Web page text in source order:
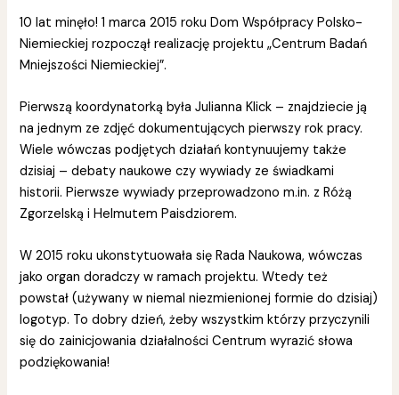
10 lat minęło! 1 marca 2015 roku Dom Współpracy Polsko-
Niemieckiej rozpoczął realizację projektu „Centrum Badań
Mniejszości Niemieckiej”.
Pierwszą koordynatorką była Julianna Klick – znajdziecie ją
na jednym ze zdjęć dokumentujących pierwszy rokpracy.
Wiele wówczas podjętych działań kontynuujemy także
dzisiaj – debaty naukowe czy wywiady ze świadkami
historii. Pierwsze wywiady przeprowadzono m.in. z Różą
Zgorzelską i Helmutem Paisdziorem.
W 2015 roku ukonstytuowała się Rada Naukowa, wówczas
jako organ doradczy w ramach projektu. Wtedy też
powstał (używany w niemal niezmienionej formie do dzisiaj)
logotyp. To dobry dzień, żeby wszystkim którzy przyczynili
się do zainicjowania działalności Centrum wyrazić słowa
podziękowania!